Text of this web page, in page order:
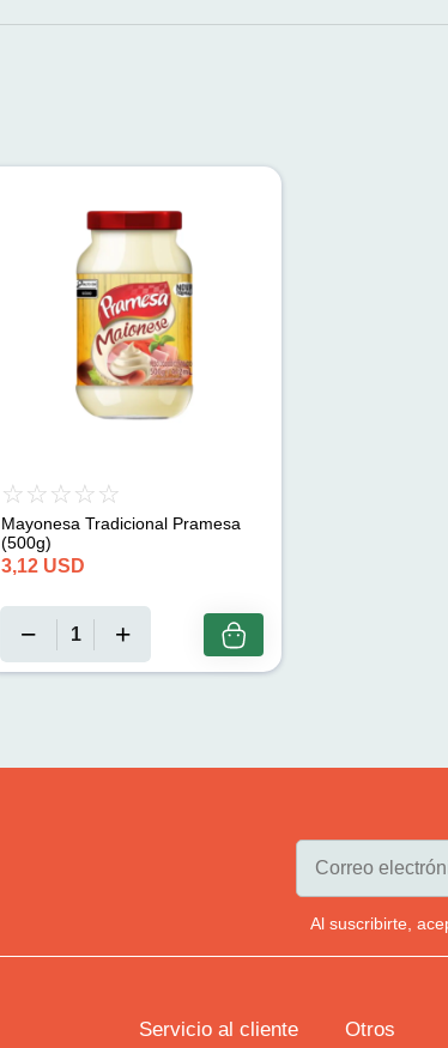
Mayonesa Tradicional Pramesa
(500g)
3,12 USD
Al suscribirte,
Servicio al cliente Otros